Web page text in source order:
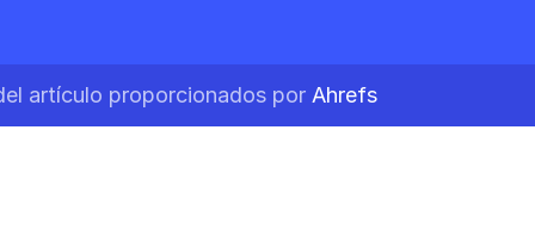
artículo proporcionados por Ahrefs